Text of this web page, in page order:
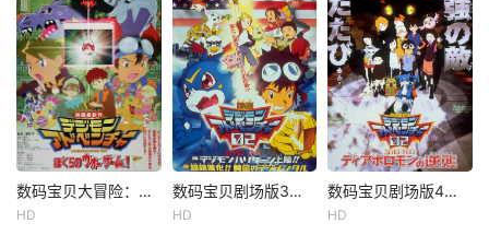
数码宝贝大冒险：我们的战争游戏！
HD
数码宝贝剧场版3：前篇・数码兽飓风登陆！！后篇・超绝进化！
HD
数码宝贝剧场版4：超恶魔兽的反击
HD